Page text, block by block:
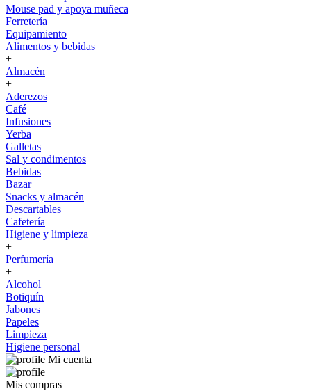
Mouse pad y apoya muñeca
Ferretería
Equipamiento
Alimentos y bebidas
+
Almacén
+
Aderezos
Café
Infusiones
Yerba
Galletas
Sal y condimentos
Bebidas
Bazar
Snacks y almacén
Descartables
Cafetería
Higiene y limpieza
+
Perfumería
+
Alcohol
Botiquín
Jabones
Papeles
Limpieza
Higiene personal
Mi cuenta
Mis compras